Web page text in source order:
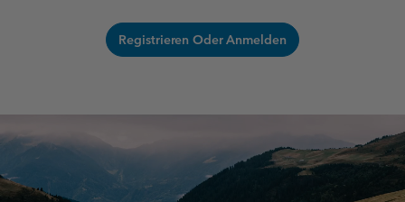
Registrieren Oder Anmelden